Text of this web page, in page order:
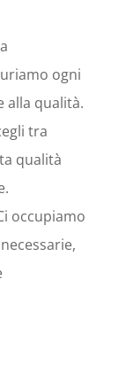
ogni
alla qualità.
tra
qualità
occupiamo